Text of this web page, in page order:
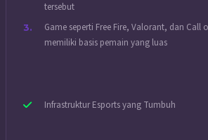
tersebut
Game seperti Free Fire, Valorant, dan Call
memiliki basis pemain yang luas
Infrastruktur Esports yang Tumbuh